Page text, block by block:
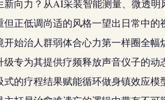
向力？从AI采装智能测量、微透
正低调尚适的风格一望出日常中
始治人群弱体合心力第一样圈全
专为其提供疗频释放声音仪子的
的疗程结果赋能循环做身镇效应